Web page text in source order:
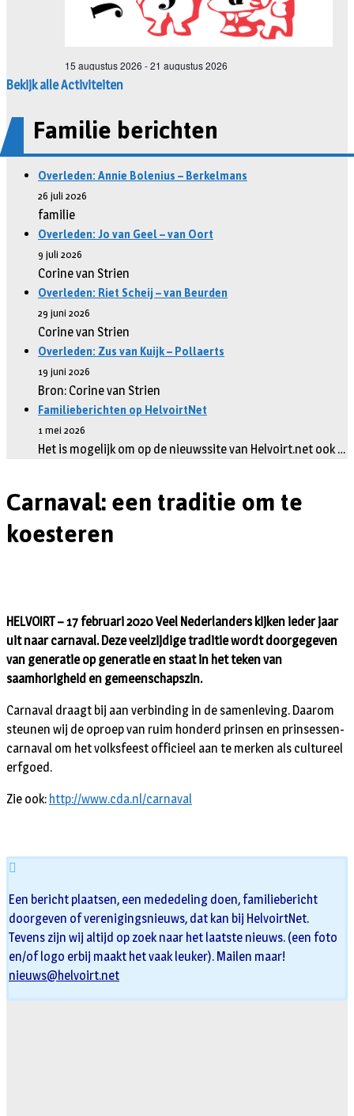
Bekijk alle Activiteiten
Familie berichten
Overleden: Annie Bolenius – Berkelmans
26 juli 2026
familie
Overleden: Jo van Geel – van Oort
9 juli 2026
Corine van Strien
Overleden: Riet Scheij – van Beurden
29 juni 2026
Corine van Strien
Overleden: Zus van Kuijk – Pollaerts
19 juni 2026
Bron: Corine van Strien
Familieberichten op HelvoirtNet
1 mei 2026
Het is mogelijk om op de nieuwssite van Helvoirt.net ook …
Carnaval: een traditie om te
koesteren
HELVOIRT –17 februari 2020 Veel Nederlanders kijken ieder jaar
uit naar carnaval. Deze veelzijdige traditie wordt doorgegeven
van generatie op generatie en staat in het teken van
saamhorigheid en gemeenschapszin.
Carnaval draagt bij aan verbinding in de samenleving. Daarom
steunen wij de oproep van ruim honderd prinsen en prinsessen-
carnaval om het volksfeest officieel aan te merken als cultureel
erfgoed.
Zie ook: http://www.cda.nl/carnaval
Een bericht plaatsen, een mededeling doen, familiebericht
doorgeven of verenigingsnieuws, dat kan bij HelvoirtNet.
Tevens zijn wij altijd op zoek naar het laatste nieuws. (een foto
en/of logo erbij maakt het vaak leuker). Mailen maar!
nieuws@helvoirt.net